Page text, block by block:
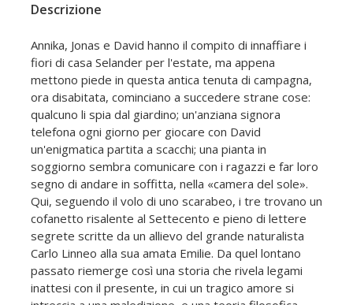
Descrizione
Annika, Jonas e David hanno il compito di innaffiare i
fiori di casa Selander per l'estate, ma appena
mettono piede in questa antica tenuta di campagna,
ora disabitata, cominciano a succedere strane cose:
qualcuno li spia dal giardino; un'anziana signora
telefona ogni giorno per giocare con David
un'enigmatica partita a scacchi; una pianta in
soggiorno sembra comunicare con i ragazzi e far loro
segno di andare in soffitta, nella «camera del sole».
Qui, seguendo il volo di uno scarabeo, i tre trovano un
cofanetto risalente al Settecento e pieno di lettere
segrete scritte da un allievo del grande naturalista
Carlo Linneo alla sua amata Emilie. Da quel lontano
passato riemerge così una storia che rivela legami
inattesi con il presente, in cui un tragico amore si